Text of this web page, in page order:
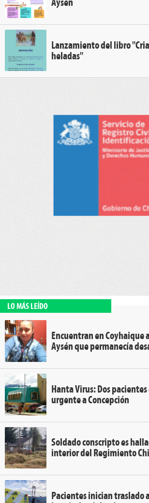
Lanzamiento del libro
heladas"
LO MÁS LEÍDO
Encuentran en Coyhaique
Aysén que permanecía
Hanta Virus: Dos
urgente a Concepción
Soldado conscripto es
interior del Regimiento
Pacientes inician traslado